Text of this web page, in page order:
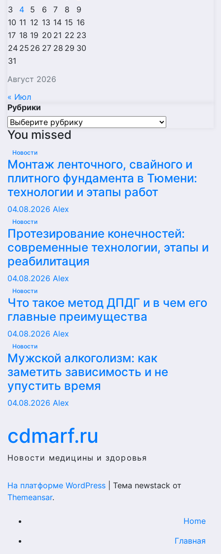
Август 2026
3
4 5 6 7 8
9
10 11 12 13 14 15 16
17 18 19 20 21 22 23
24 25 26 27 28 29 30
31
« Июл
Рубрики
Рубрики
You missed
Новости
Монтаж ленточного, свайного и
плитного фундамента в Тюмени:
технологии и этапы работ
04.08.2026 Alex
Новости
Протезирование конечностей:
современные технологии, этапы и
реабилитация
04.08.2026 Alex
Новости
Что такое метод ДПДГ и в чем его
главные преимущества
04.08.2026 Alex
Новости
Мужской алкоголизм: как
заметить зависимость и не
упустить время
04.08.2026 Alex
cdmarf.ru
Новости медицины и здоровья
На платформе WordPress
Тема newstack от
Themeansar.
Home
Главная